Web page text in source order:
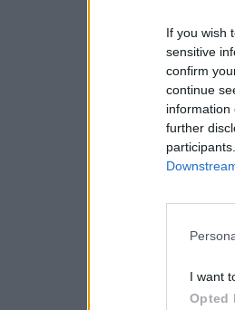
If you wish
sensitive
confirm
continue
information
further
I want
Opted